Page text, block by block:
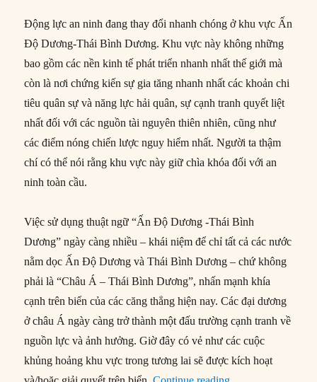
Động lực an ninh đang thay đổi nhanh chóng ở khu vực Ấn
Độ Dương-Thái Bình Dương. Khu vực này không những
bao gồm các nền kinh tế phát triển nhanh nhất thế giới mà
còn là nơi chứng kiến sự gia tăng nhanh nhất các khoản chi
tiêu quân sự và năng lực hải quân, sự cạnh tranh quyết liệt
nhất đối với các nguồn tài nguyên thiên nhiên, cũng như
các điểm nóng chiến lược nguy hiểm nhất. Người ta thậm
chí có thể nói rằng khu vực này giữ chìa khóa đối với an
ninh toàn cầu.
Việc sử dụng thuật ngữ “Ấn Độ Dương -Thái Bình
Dương” ngày càng nhiều – khái niệm để chỉ tất cả các nước
nằm dọc Ấn Độ Dương và Thái Bình Dương – chứ không
phải là “Châu Á – Thái Bình Dương”, nhấn mạnh khía
cạnh trên biển của các căng thẳng hiện nay. Các đại dương
ở châu Á ngày càng trở thành một đấu trường cạnh tranh về
nguồn lực và ảnh hưởng. Giờ đây có vẻ như các cuộc
khủng hoảng khu vực trong tương lai sẽ được kích hoạt